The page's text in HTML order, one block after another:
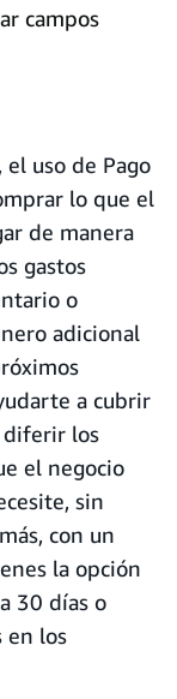
campos
uso de Pago
lo que el
de manera
gastos
o
adicional
a cubrir
diferir los
el negocio
sin
con un
la opción
30 días o
en los